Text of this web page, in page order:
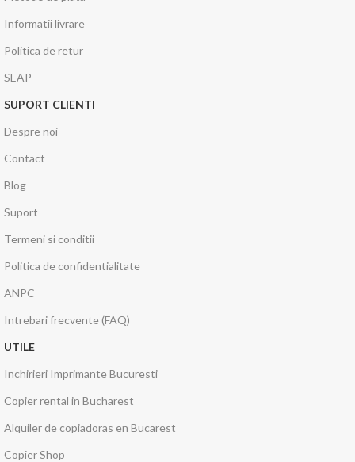
Informatii livrare
Politica de retur
SEAP
SUPORT CLIENTI
Despre noi
Contact
Blog
Suport
Termeni si conditii
Politica de confidentialitate
ANPC
Intrebari frecvente (FAQ)
UTILE
Inchirieri Imprimante Bucuresti
Copier rental in Bucharest
Alquiler de copiadoras en Bucarest
Copier Shop